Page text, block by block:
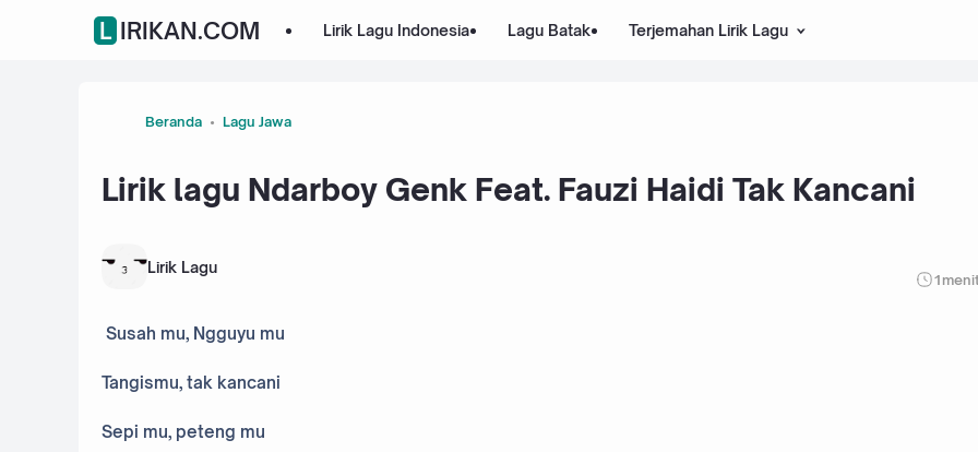
LIRIKAN.COM Lirik Lagu Indonesia Lagu Batak Terjemahan Lirik Lagu
Beranda Lagu Jawa
Lirik lagu Ndarboy Genk Feat. Fauzi Haidi Tak Kancani
Lirik Lagu
1
Susah mu, Ngguyu mu
Tangismu, tak kancani
Sepi mu, peteng mu